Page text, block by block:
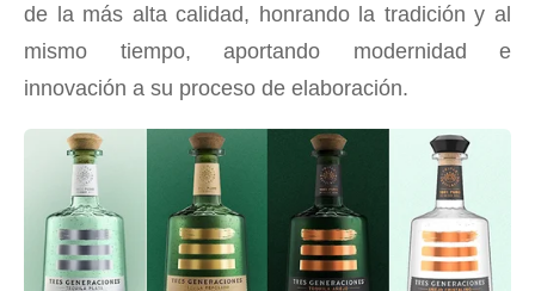
de la más alta calidad, honrando la tradición y al
mismo tiempo, aportando modernidad e
innovación a su proceso de elaboración.